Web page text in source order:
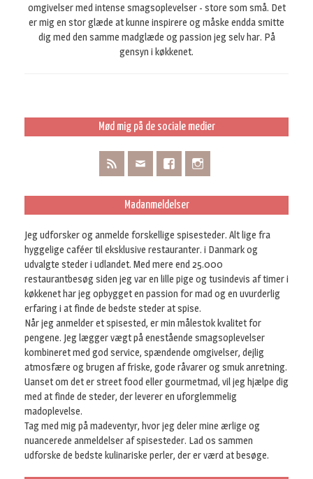
omgivelser med intense smagsoplevelser - store som små. Det
er mig en stor glæde at kunne inspirere og måske endda smitte
dig med den samme madglæde og passion jeg selv har. På
gensyn i køkkenet.
Mød mig på de sociale medier
Madanmeldelser
Jeg udforsker og anmelde forskellige spisesteder. Alt lige fra
hyggelige caféer til eksklusive restauranter. i Danmark og
udvalgte steder i udlandet. Med mere end 25.000
restaurantbesøg siden jeg var en lille pige og tusindevis af timer i
køkkenet har jeg opbygget en passion for mad og en uvurderlig
erfaring i at finde de bedste steder at spise.
Når jeg anmelder et spisested, er min målestok kvalitet for
pengene. Jeg lægger vægt på enestående smagsoplevelser
kombineret med god service, spændende omgivelser, dejlig
atmosfære og brugen af friske, gode råvarer og smuk anretning.
Uanset om det er street food eller gourmetmad, vil jeg hjælpe dig
med at finde de steder, der leverer en uforglemmelig
madoplevelse.
Tag med mig på madeventyr, hvor jeg deler mine ærlige og
nuancerede anmeldelser af spisesteder. Lad os sammen
udforske de bedste kulinariske perler, der er værd at besøge.